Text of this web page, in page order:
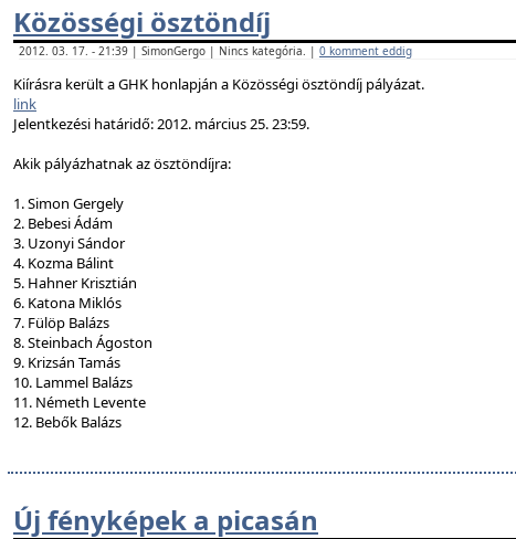
Közösségi ösztöndíj
2012. 03. 17. - 21:39 | SimonGergo | Nincs kategória. | 0 komment eddig
Kiírásra került a GHK honlapján a Közösségi ösztöndíj pályázat.
link
Jelentkezési határidő: 2012. március 25. 23:59.
Akik pályázhatnak az ösztöndíjra:
1. Simon Gergely
2. Bebesi Ádám
3. Uzonyi Sándor
4. Kozma Bálint
5. Hahner Krisztián
6. Katona Miklós
7. Fülöp Balázs
8. Steinbach Ágoston
9. Krizsán Tamás
10. Lammel Balázs
11. Németh Levente
12. Bebők Balázs
Új fényképek a picasán